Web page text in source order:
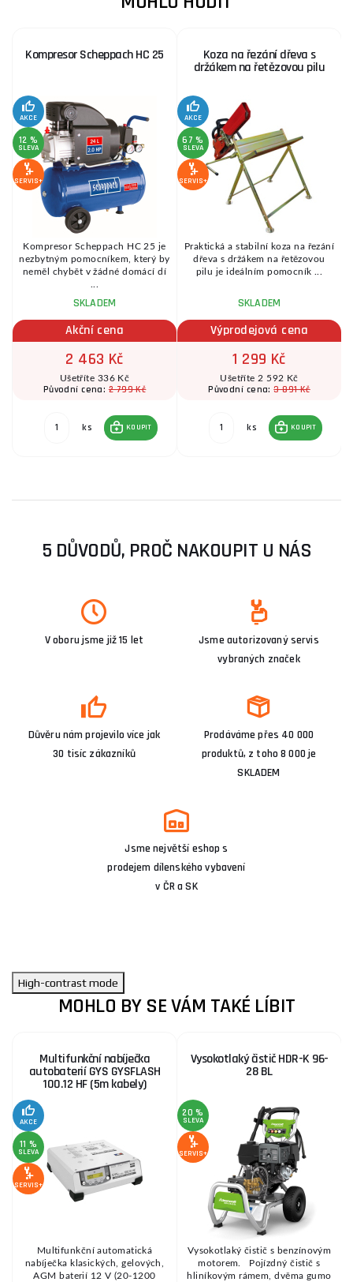
Kompresor Scheppach HC 25
AKCE
12 %
SLEVA
SERVIS+
Kompresor Scheppach HC 25 je
nezbytným pomocníkem, který by
neměl chybět v žádné domácí dí
SKLADEM
Akční cena
2 463 Kč
Ušetříte 336 Kč
Původní cena:2 799 Kč
ks KOUPIT
Koza na řezání dřeva s
držákem na řetězovou pilu
AKCE
67 %
SLEVA
SERVIS+
Praktická a stabilní koza na řezání
dřeva s držákem na řetězovou
pilu je ideálním pomocník ...
SKLADEM
Výprodejová cena
1 299 Kč
Ušetříte 2 592 Kč
Původní cena:3 891 Kč
ks KOUPIT
5 DŮVODŮ, PROČ NAKOUPIT U NÁS
V oboru jsme již 15 let
Jsme autorizovaný servis
vybraných značek
Důvěru nám projevilo více jak
30 tisíc zákazníků
Prodáváme přes 40 000
produktů, z toho 8 000 je
SKLADEM
Jsme největší eshop s
prodejem dílenského vybavení
v ČR a SK
High-contrast mode
MOHLO BY SE VÁM TAKÉ LÍBIT
Multifunkční nabíječka
autobaterií GYS GYSFLASH
100.12 HF (5m kabely)
AKCE
11 %
SLEVA
SERVIS+
Multifunkční automatická
nabíječka klasických, gelových,
AGM baterií 12 V (20-1200
Vysokotlaký čistič HDR-K 96-
28 BL
20 %
SLEVA
SERVIS+
Vysokotlaký čistič s benzínovým
motorem. Pojízdný čistič s
hliníkovým rámem, dvěma gumo